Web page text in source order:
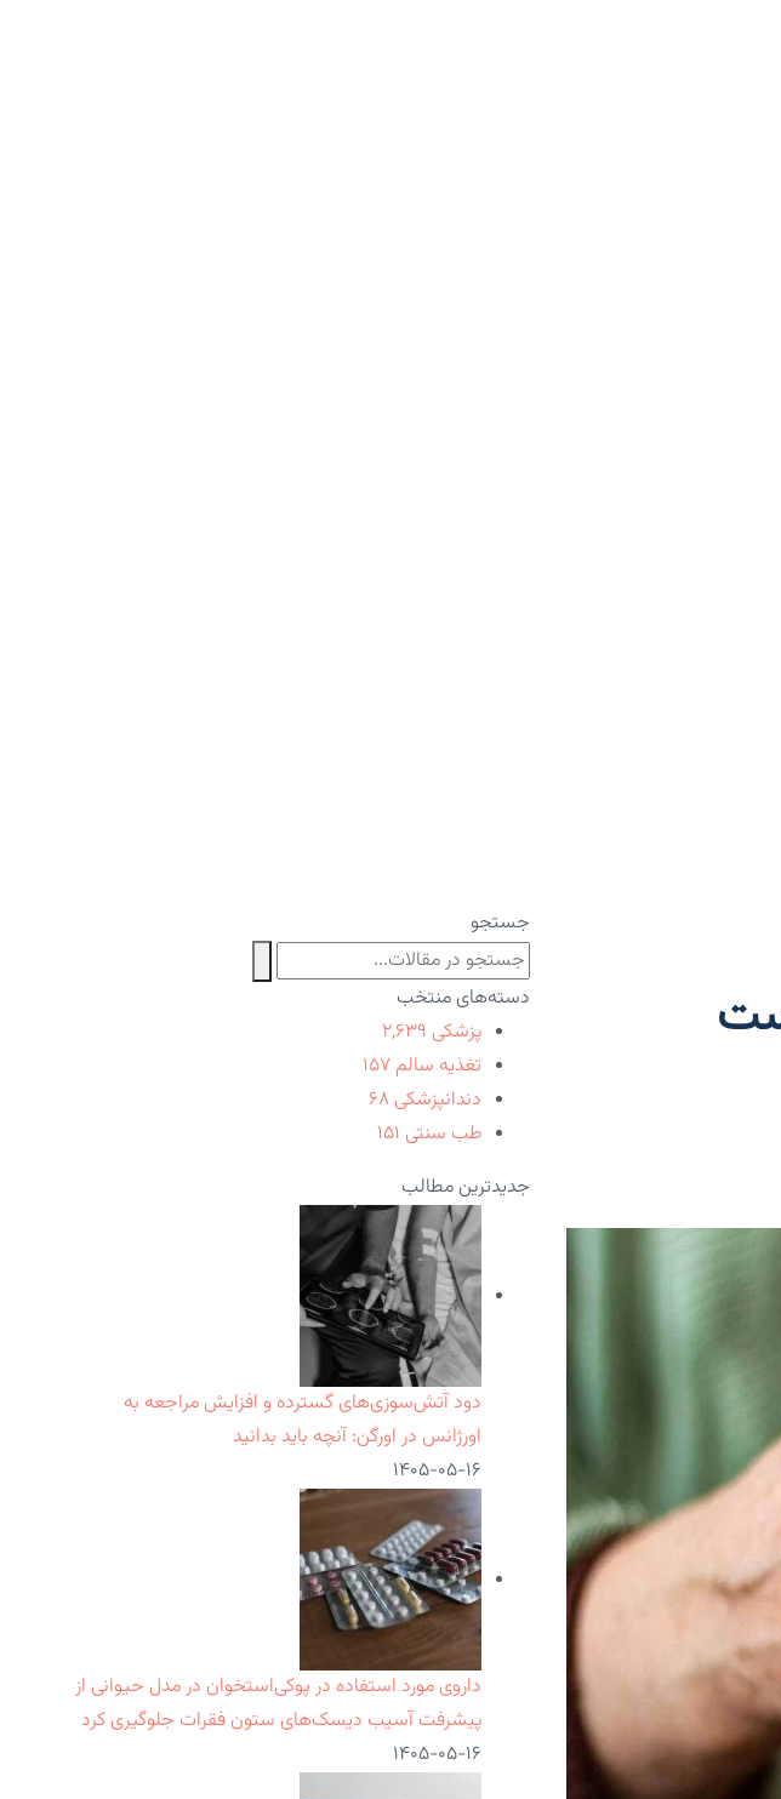
جستجو
دسته‌های منتخب
پزشکی ۲,۶۳۹
تغذیه سالم ۱۵۷
دندانپزشکی ۶۸
طب سنتی ۱۵۱
جدیدترین مطالب
دود آتش‌سوزی‌های گسترده و افزایش مراجعه به
اورژانس در اورگن: آنچه باید بدانید
۱۴۰۵-۰۵-۱۶
داروی مورد استفاده در پوکی‌استخوان در مدل حیوانی از
پیشرفت آسیب دیسک‌های ستون فقرات جلوگیری کرد
۱۴۰۵-۰۵-۱۶